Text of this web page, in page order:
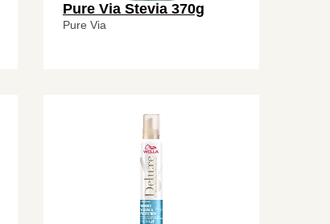
Pure Via Stevia 370g
Pure Via